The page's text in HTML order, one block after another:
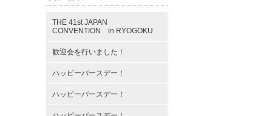
THE 41st JAPAN
CONVENTION in RYOGOKU
歓迎会を行いました！
ハッピーバースデー！
ハッピーバースデー！